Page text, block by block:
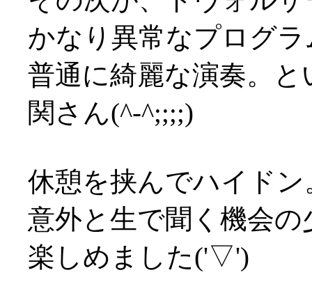
かなり異常なプログ
普通に綺麗な演奏。
関さん(^-^;;;;)
休憩を挟んでハイドン
意外と生で聞く機会
楽しめました('▽')